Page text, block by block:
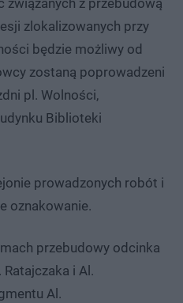
zlokalizowanych przy
będzie możliwy od
zostaną poprowadzeni
pl. Wolności,
Biblioteki
prowadzonych robót i
oznakowanie.
przebudowy odcinka
i Al.
Al.